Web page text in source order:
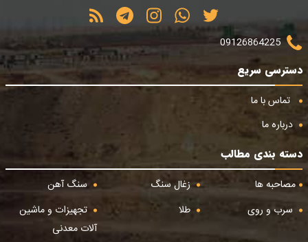
09126864225
دسترسی سریع
تماس با ما
درباره ما
دسته بندی مطالب
مصاحبه ها
زغال سنگ
سنگ آهن
سرب و روی
طلا
تجهیزات و ماشین
آلات معدنی